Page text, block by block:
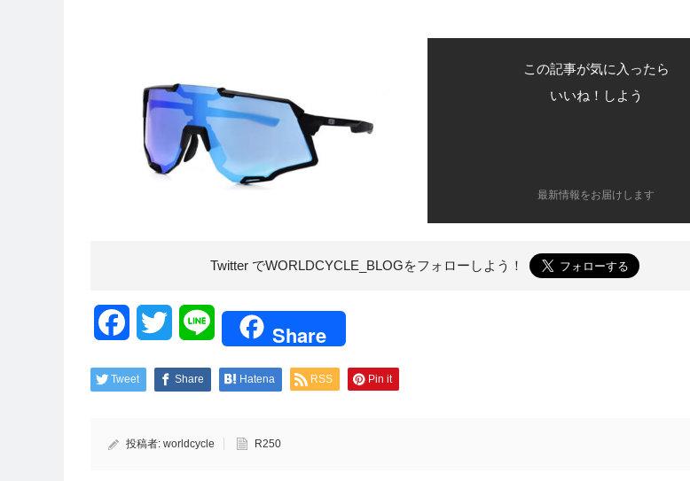
この記事が気に入ったら
いいね！しよう
最新情報をお届けします
Twitter でWORLDCYCLE_BLOGをフォローしよう！
FacebookTwitter Line Share
Tweet Share Hatena RSS Pin it
投稿者: worldcycle R250